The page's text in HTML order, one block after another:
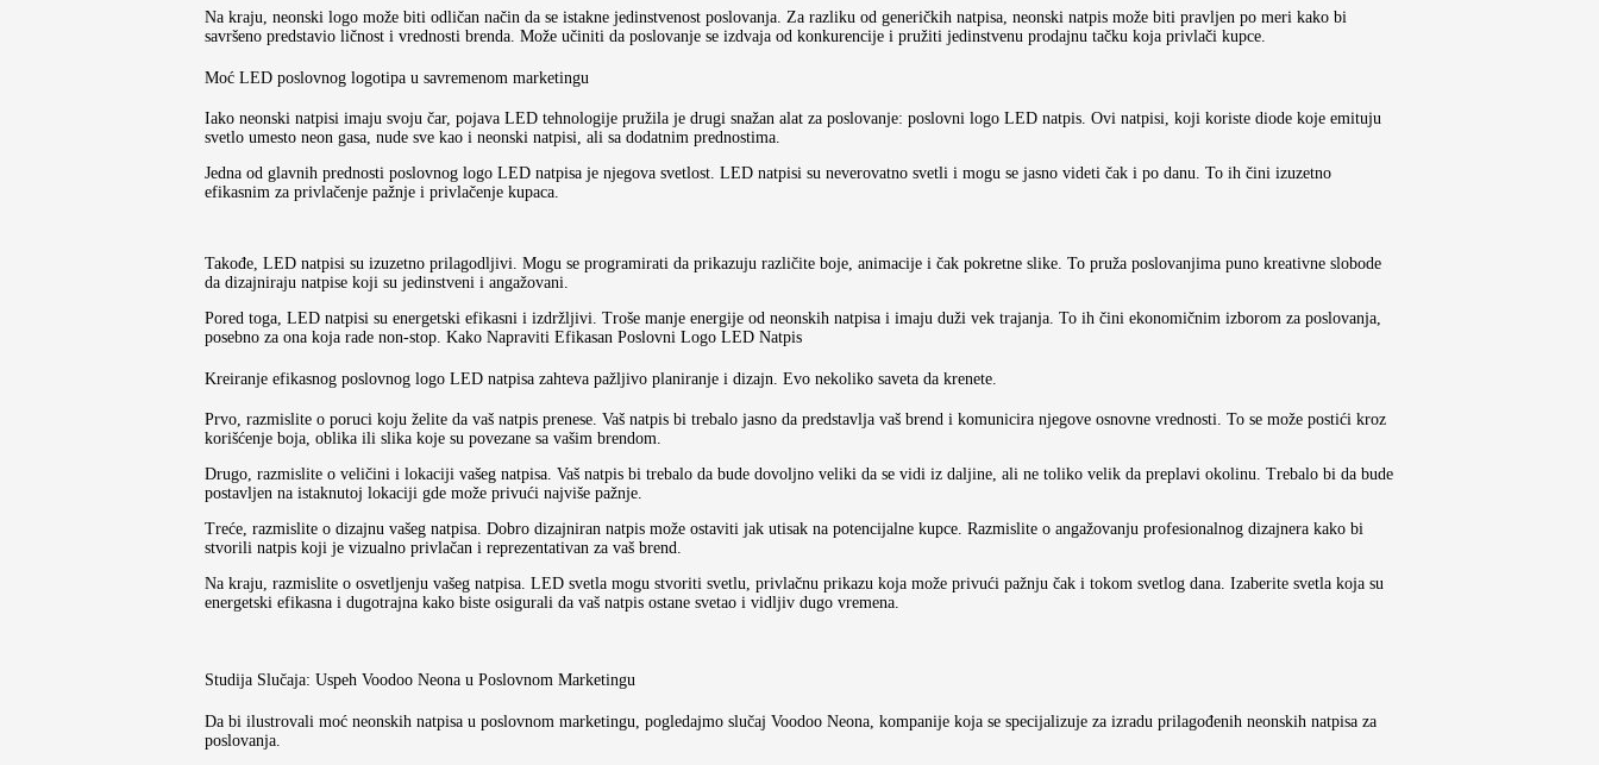
Na kraju, neonski logo može biti odličan način da se istakne jedinstvenost poslovanja. Za razliku od generičkih natpisa, neonski natpis može biti pravljen po meri kako bi
savršeno predstavio ličnost i vrednosti brenda. Može učiniti da poslovanje se izdvaja od konkurencije i pružiti jedinstvenu prodajnu tačku koja privlači kupce.
Moć LED poslovnog logotipa u savremenom marketingu
Iako neonski natpisi imaju svoju čar, pojava LED tehnologije pružila je drugi snažan alat za poslovanje: poslovni logo LED natpis. Ovi natpisi, koji koriste diode koje emituju
svetlo umesto neon gasa, nude sve kao i neonski natpisi, ali sa dodatnim prednostima.
Jedna od glavnih prednosti poslovnog logo LED natpisa je njegova svetlost. LED natpisi su neverovatno svetli i mogu se jasno videti čak i po danu. To ih čini izuzetno
efikasnim za privlačenje pažnje i privlačenje kupaca.
Takođe, LED natpisi su izuzetno prilagodljivi. Mogu se programirati da prikazuju različite boje, animacije i čak pokretne slike. To pruža poslovanjima puno kreativne slobode
da dizajniraju natpise koji su jedinstveni i angažovani.
Pored toga, LED natpisi su energetski efikasni i izdržljivi. Troše manje energije od neonskih natpisa i imaju duži vek trajanja. To ih čini ekonomičnim izborom za poslovanja,
posebno za ona koja rade non-stop. Kako Napraviti Efikasan Poslovni Logo LED Natpis
Kreiranje efikasnog poslovnog logo LED natpisa zahteva pažljivo planiranje i dizajn. Evo nekoliko saveta da krenete.
Prvo, razmislite o poruci koju želite da vaš natpis prenese. Vaš natpis bi trebalo jasno da predstavlja vaš brend i komunicira njegove osnovne vrednosti. To se može postići kroz
korišćenje boja, oblika ili slika koje su povezane sa vašim brendom.
Drugo, razmislite o veličini i lokaciji vašeg natpisa. Vaš natpis bi trebalo da bude dovoljno veliki da se vidi iz daljine, ali ne toliko velik da preplavi okolinu. Trebalo bi da bude
postavljen na istaknutoj lokaciji gde može privući najviše pažnje.
Treće, razmislite o dizajnu vašeg natpisa. Dobro dizajniran natpis može ostaviti jak utisak na potencijalne kupce. Razmislite o angažovanju profesionalnog dizajnera kako bi
stvorili natpis koji je vizualno privlačan i reprezentativan za vaš brend.
Na kraju, razmislite o osvetljenju vašeg natpisa. LED svetla mogu stvoriti svetlu, privlačnu prikazu koja može privući pažnju čak i tokom svetlog dana. Izaberite svetla koja su
energetski efikasna i dugotrajna kako biste osigurali da vaš natpis ostane svetao i vidljiv dugo vremena.
Studija Slučaja: Uspeh Voodoo Neona u Poslovnom Marketingu
Da bi ilustrovali moć neonskih natpisa u poslovnom marketingu, pogledajmo slučaj Voodoo Neona, kompanije koja se specijalizuje za izradu prilagođenih neonskih natpisa za
poslovanja.